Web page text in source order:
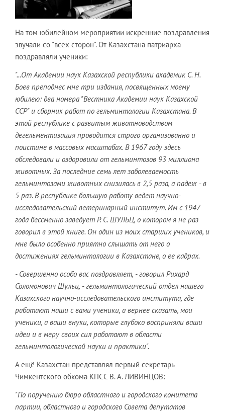
На том юбилейном мероприятии искренние поздравления
звучали со "всех сторон". От Казахстана патриарха
поздравляли ученики:
"...От Академии наук Казахской республики академик С. Н.
Боев преподнес мне три издания, посвященных моему
юбилею: два номера "Вестника Академии наук Казахской
ССР" и сборник работ по гельминтологии Казахстана. В
этой республике с развитым животноводством
дегельментизация проводится строго организованно и
поистине в массовых масштабах. В 1967 году здесь
обследовали и оздоровили от гельминтозов 93 миллиона
животных. За последние семь лет заболеваемость
гельминтозами животных снизилась в 2,5 раза, а падеж - в
5 раз. В республике большую работу ведет научно-
исследовательский ветеринарный институт. Им с 1947
года бессменно заведует Р. С. ШУЛЬЦ, о котором я не раз
говорил в этой книге. Он один из моих старших учеников, и
мне было особенно приятно слышать от него о
достижениях гельминтологии в Казахстане, о ее кадрах.
- Совершенно особо вас поздравляет, - говорил Рихард
Соломонович Шульц, - гельминтологический отдел нашего
Казахского научно-исследовательского института, где
работают наши с вами ученики, а вернее сказать, мои
ученики, а ваши внуки, которые глубоко восприняли ваши
идеи и в меру своих сил работают в области
гельминтологической науки и практики".
А ещё Казахстан представлял первый секретарь
Чимкентского обкома КПСС В. А. ЛИВИНЦОВ:
"По поручению бюро областного и городского комитета
партии, областного и городского Совета депутатов